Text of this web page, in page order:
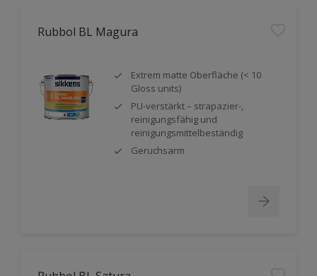
Rubbol BL Magura
Extrem matte Oberfläche (< 10
Gloss units)
PU-verstärkt – strapazier-,
reinigungsfähig und
reinigungsmittelbeständig
Geruchsarm